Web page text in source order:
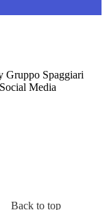
Gruppo Spaggiari
Media
Back to top